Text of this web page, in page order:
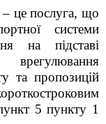
це послуга, що
системи
на підставі
та пропозицій
5 пункту 1